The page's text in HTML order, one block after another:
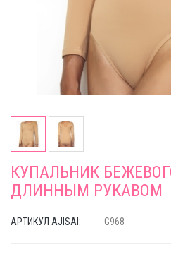
КУПАЛЬНИК
ДЛИННЫМ РУКАВОМ
АРТИКУЛ AJISAI: G968